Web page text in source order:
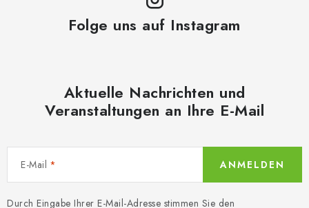
Folge uns auf Instagram
Aktuelle Nachrichten und
Veranstaltungen an Ihre E-Mail
E-Mail
Durch Eingabe Ihrer E-Mail-Adresse stimmen Sie den
ANMELDEN